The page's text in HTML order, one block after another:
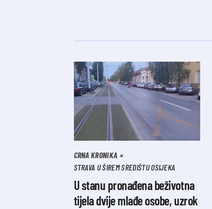
CRNA KRONIKA
STRAVA U ŠIREM SREDIŠTU OSIJEKA
U stanu pronađena beživotna
tijela dvije mlađe osobe, uzrok